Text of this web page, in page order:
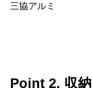
三協アルミ
Point 2. 収納